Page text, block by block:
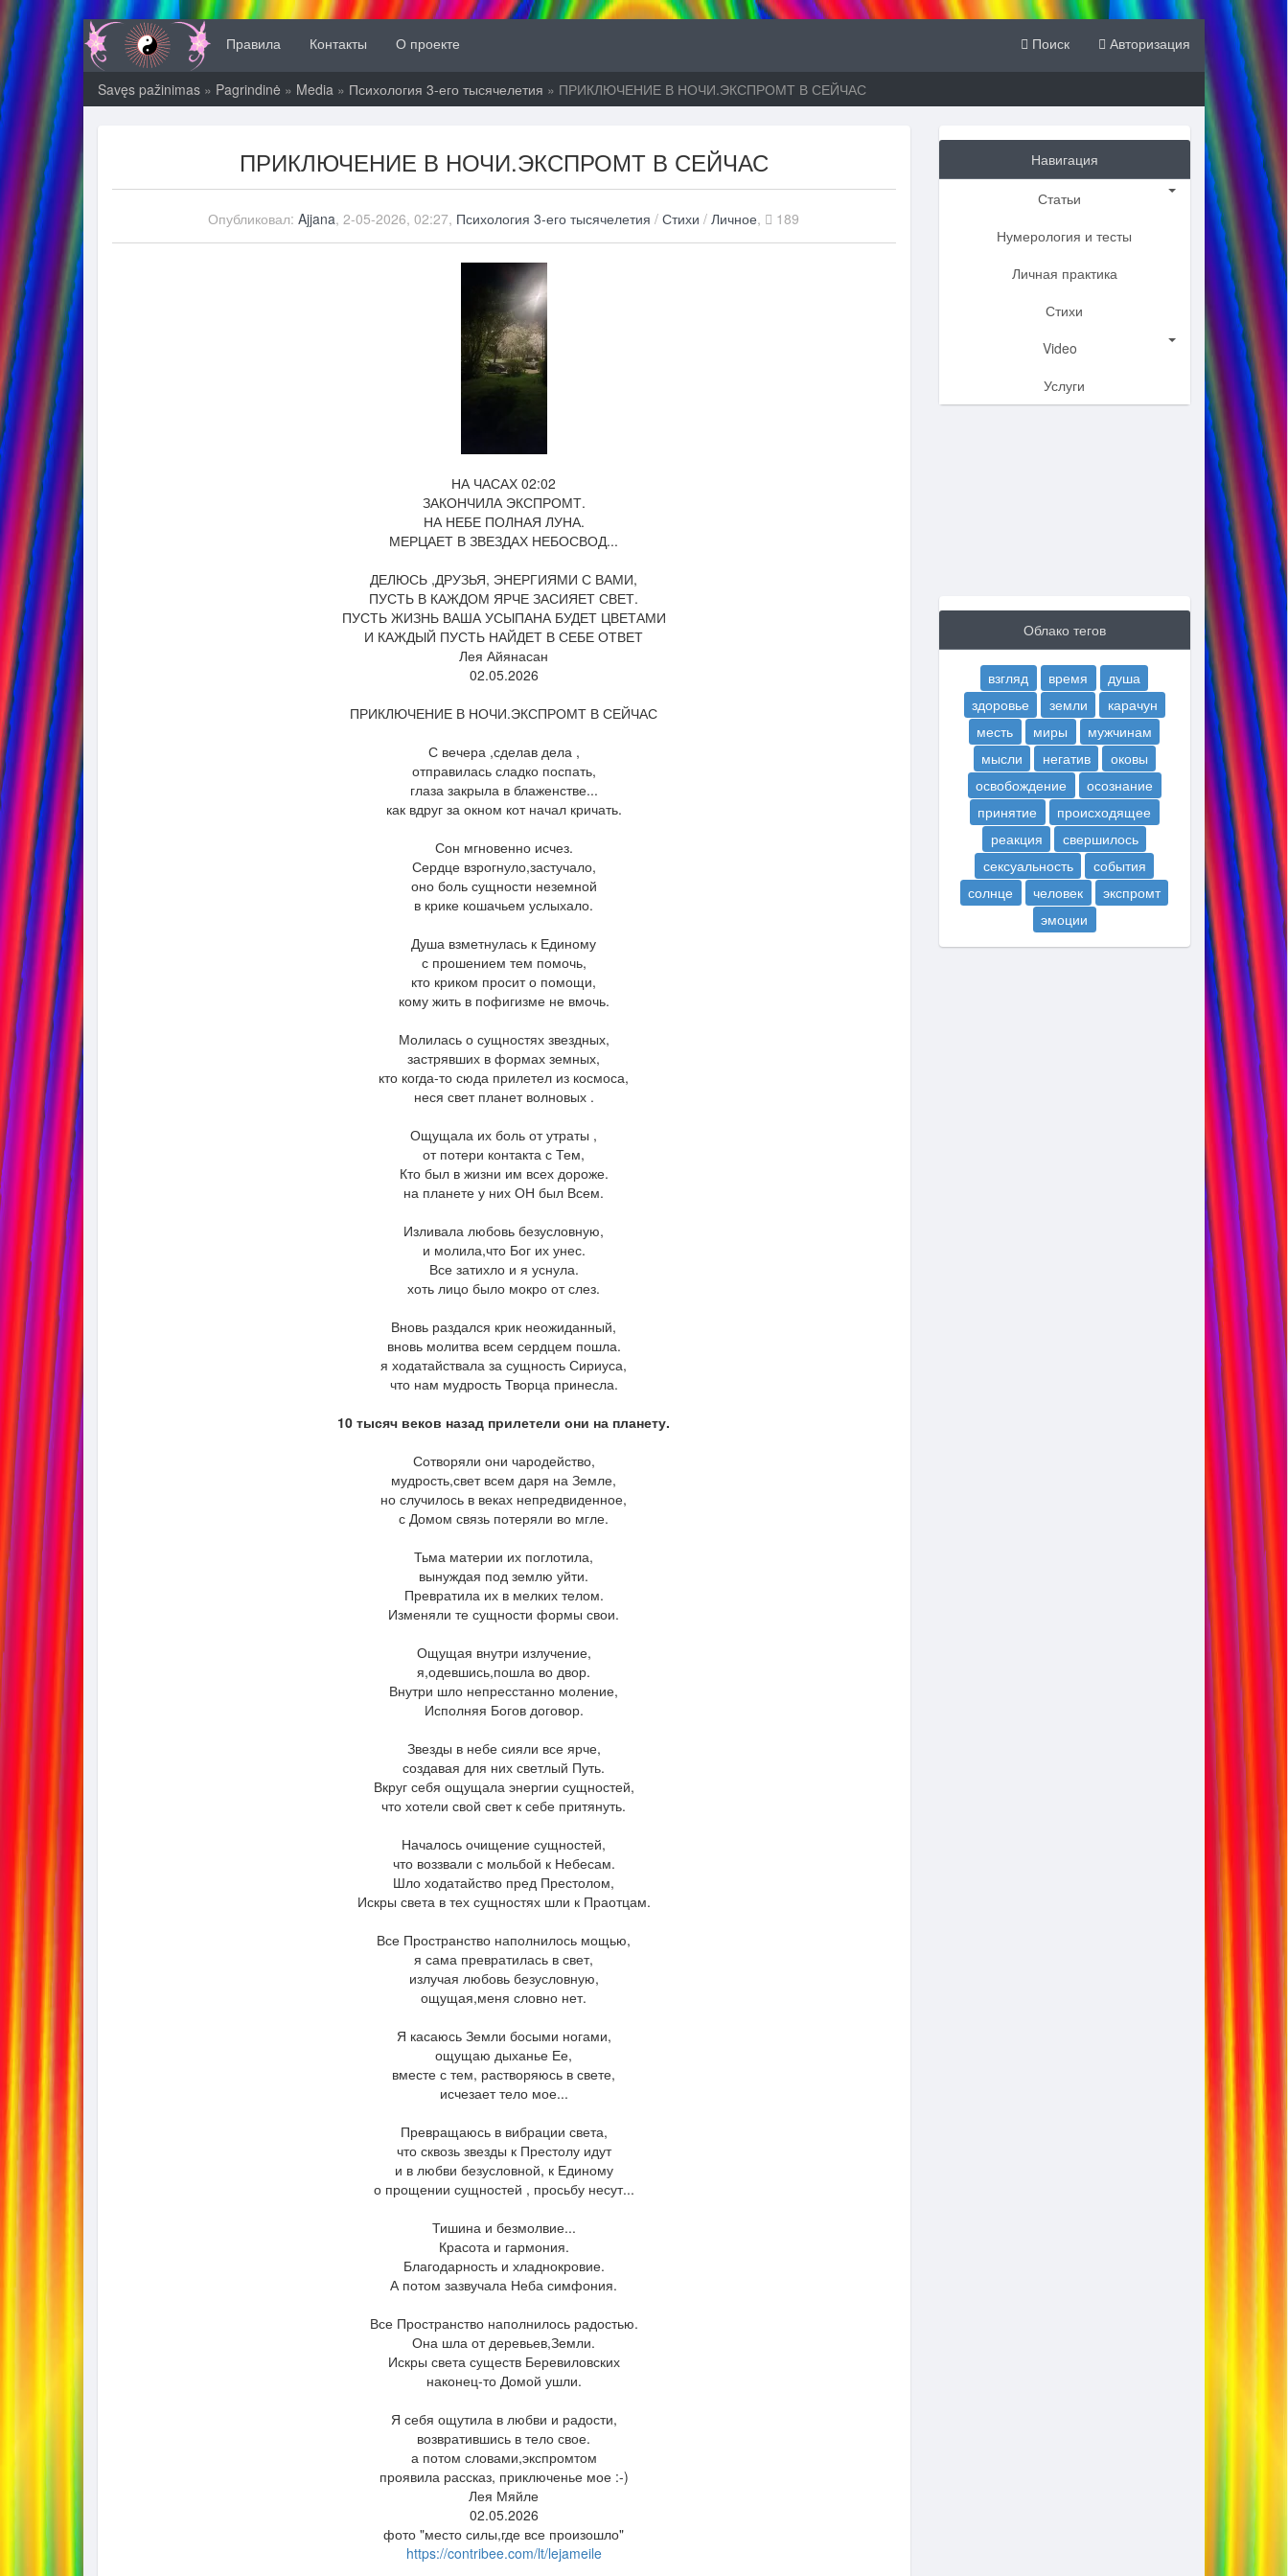
Правила Контакты О проекте Поиск Авторизация
Savęs pažinimas » Pagrindinė » Media » Психология 3-его тысячелетия » ПРИКЛЮЧЕНИЕ В НОЧИ.ЭКСПРОМТ В СЕЙЧАС
ПРИКЛЮЧЕНИЕ В НОЧИ.ЭКСПРОМТ В СЕЙЧАС
Опубликовал:Ajjana, 2-05-2026, 02:27, Психология 3-его тысячелетия /Стихи /Личное, 189
НА ЧАСАХ 02:02
ЗАКОНЧИЛА ЭКСПРОМТ.
НА НЕБЕ ПОЛНАЯ ЛУНА.
МЕРЦАЕТ В ЗВЕЗДАХ НЕБОСВОД...
ДЕЛЮСЬ ,ДРУЗЬЯ, ЭНЕРГИЯМИ С ВАМИ,
ПУСТЬ В КАЖДОМ ЯРЧЕ ЗАСИЯЕТ СВЕТ.
ПУСТЬ ЖИЗНЬ ВАША УСЫПАНА БУДЕТ ЦВЕТАМИ
И КАЖДЫЙ ПУСТЬ НАЙДЕТ В СЕБЕ ОТВЕТ
Лея Айянасан
02.05.2026
ПРИКЛЮЧЕНИЕ В НОЧИ.ЭКСПРОМТ В СЕЙЧАС
С вечера ,сделав дела ,
отправилась сладко поспать,
глаза закрыла в блаженстве...
как вдруг за окном кот начал кричать.
Сон мгновенно исчез.
Сердце взрогнуло,застучало,
оно боль сущности неземной
в крике кошачьем услыхало.
Душа взметнулась к Единому
с прошением тем помочь,
кто криком просит о помощи,
кому жить в пофигизме не вмочь.
Молилась о сущностях звездных,
застрявших в формах земных,
кто когда-то сюда прилетел из космоса,
неся свет планет волновых .
Ощущала их боль от утраты ,
от потери контакта с Тем,
Кто был в жизни им всех дороже.
на планете у них ОН был Всем.
Изливала любовь безусловную,
и молила,что Бог их унес.
Все затихло и я уснула.
хоть лицо было мокро от слез.
Вновь раздался крик неожиданный,
вновь молитва всем сердцем пошла.
я ходатайствала за сущность Сириуса,
что нам мудрость Творца принесла.
10 тысяч веков назад прилетели они на планету.
Сотворяли они чародейство,
мудрость,свет всем даря на Земле,
но случилось в веках непредвиденное,
с Домом связь потеряли во мгле.
Тьма материи их поглотила,
вынуждая под землю уйти.
Превратила их в мелких телом.
Изменяли те сущности формы свои.
Ощущая внутри излучение,
я,одевшись,пошла во двор.
Внутри шло непресстанно моление,
Исполняя Богов договор.
Звезды в небе сияли все ярче,
создавая для них светлый Путь.
Вкруг себя ощущала энергии сущностей,
что хотели свой свет к себе притянуть.
Началось очищение сущностей,
что воззвали с мольбой к Небесам.
Шло ходатайство пред Престолом,
Искры света в тех сущностях шли к Праотцам.
Все Пространство наполнилось мощью,
я сама превратилась в свет,
излучая любовь безусловную,
ощущая,меня словно нет.
Я касаюсь Земли босыми ногами,
ощущаю дыханье Ее,
вместе с тем, растворяюсь в свете,
исчезает тело мое...
Превращаюсь в вибрации света,
что сквозь звезды к Престолу идут
и в любви безусловной, к Единому
о прощении сущностей , просьбу несут...
Тишина и безмолвие...
Красота и гармония.
Благодарность и хладнокровие.
А потом зазвучала Неба симфония.
Все Пространство наполнилось радостью.
Она шла от деревьев,Земли.
Искры света существ Беревиловских
наконец-то Домой ушли.
Я себя ощутила в любви и радости,
возвратившись в тело свое.
а потом словами,экспромтом
проявила рассказ, приключенье мое :-)
Лея Мяйле
02.05.2026
фото "место силы,где все произошло"
https://contribee.com/lt/lejameile
Навигация
Статьи
Нумерология и тесты
Личная практика
Стихи
Video
Услуги
Облако тегов
взгляд время
душа
здоровье
земли
карачун
месть
миры
мужчинам
мысли
негатив
оковы
освобождение
осознание
принятие
происходящее
реакция
свершилось
сексуальность
события
солнце
человек
экспромт
эмоции